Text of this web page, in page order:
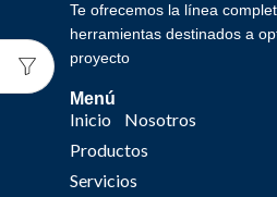
Te ofrecemos la línea
herramientas destinados a
proyecto
Menú
Inicio
Nosotros
Productos
Servicios